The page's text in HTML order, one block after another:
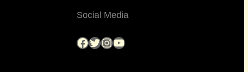
Social Media
Facebook Twitter InstagramYouTube